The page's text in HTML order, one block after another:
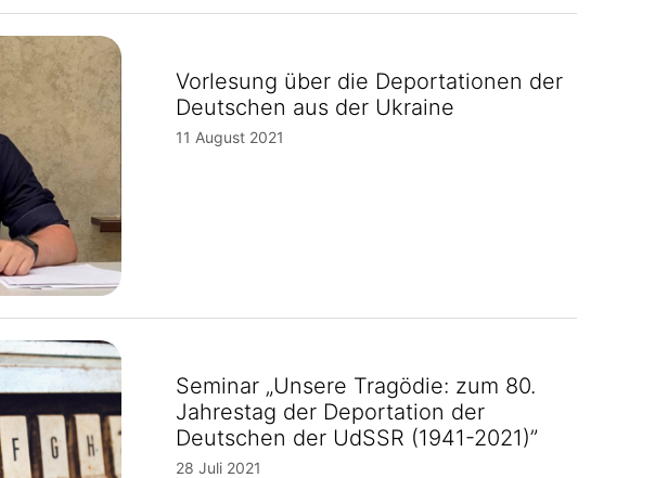
Vorlesung über die Deportationen der
Deutschen aus der Ukraine
11 August 2021
Seminar „Unsere Tragödie: zum 80.
Jahrestag der Deportation der
Deutschen der UdSSR (1941-2021)”
28 Juli 2021